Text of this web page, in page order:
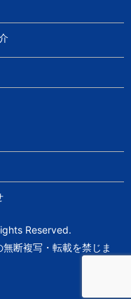
Reserved.
無断複写・転載を禁じま